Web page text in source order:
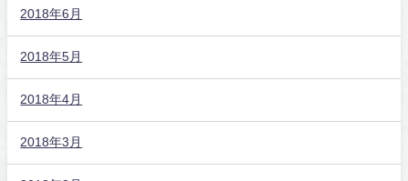
2018年6月
2018年5月
2018年4月
2018年3月